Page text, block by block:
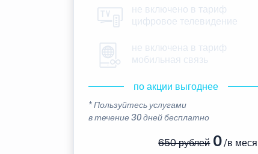
не включено в тариф
цифровое телевидение
не включена в тариф
мобильная связь
по акции выгоднее
* Пользуйтесь услугами
в течение 30 дней бесплатно
650 рублей0/в